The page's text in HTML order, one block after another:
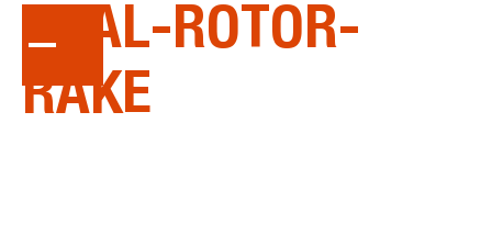
DUAL-ROTOR-
RAKE